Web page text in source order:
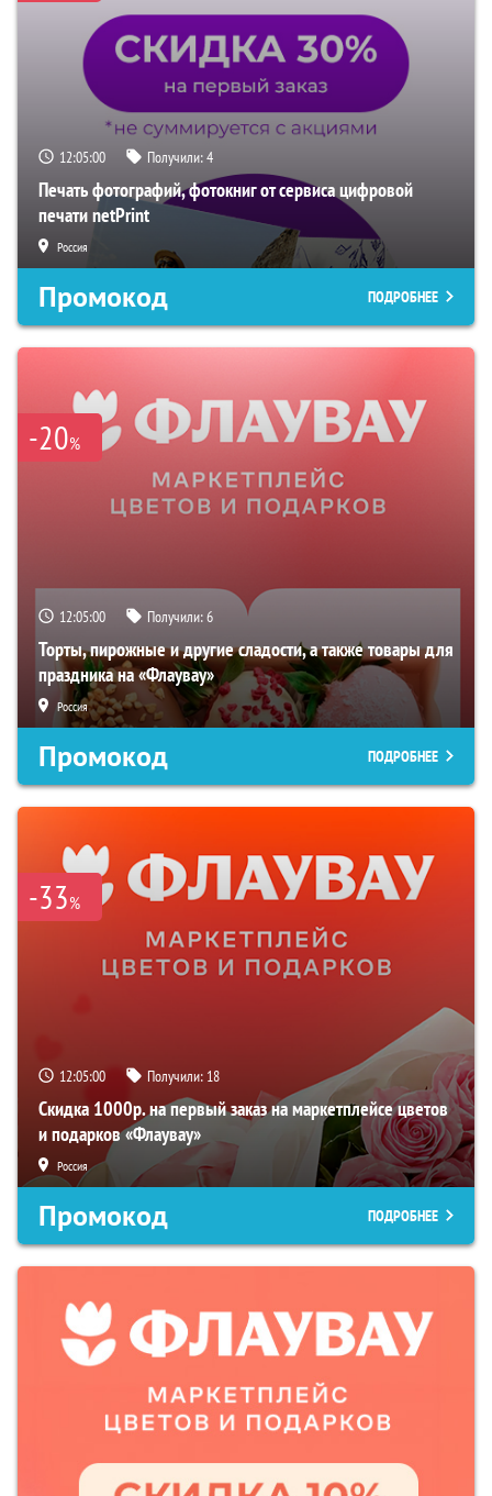
12:04:59 Получили:4
Печать фотографий, фотокниг от сервиса цифровой
печати netPrint
Россия
Промокод ПОДРОБНЕЕ
-20%
12:04:59 Получили:6
Торты, пирожные и другие сладости, а также товары для
праздника на «Флаувау»
Россия
Промокод ПОДРОБНЕЕ
-33%
12:04:59 Получили: 18
Скидка 1000р. на первый заказ на маркетплейсе цветов
и подарков «Флаувау»
Россия
Промокод ПОДРОБНЕЕ